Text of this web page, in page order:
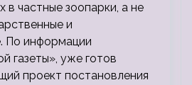
в частные зоопарки, а не
и
По информации
газеты», уже готов
проект постановления